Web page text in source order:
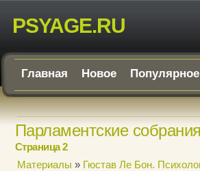
PSYAGE.RU
Главная Новое Популярное
Парламентские собрания
Страница 2
Материалы » Гюстав Ле Бон.